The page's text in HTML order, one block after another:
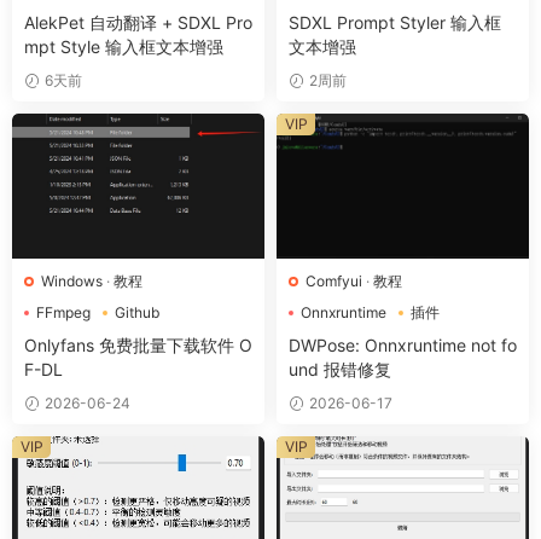
AlekPet 自动翻译 + SDXL Pro
mpt Style 输入框文本增强
6天前
SDXL Prompt Styler 输入框
文本增强
2周前
Windows · 教程
FFmpeg
Github
Onlyfans 免费批量下载软件 O
F-DL
2026-06-24
Comfyui · 教程
Onnxruntime
插件
DWPose: Onnxruntime not fo
und 报错修复
2026-06-17
VIP
VIP VIP